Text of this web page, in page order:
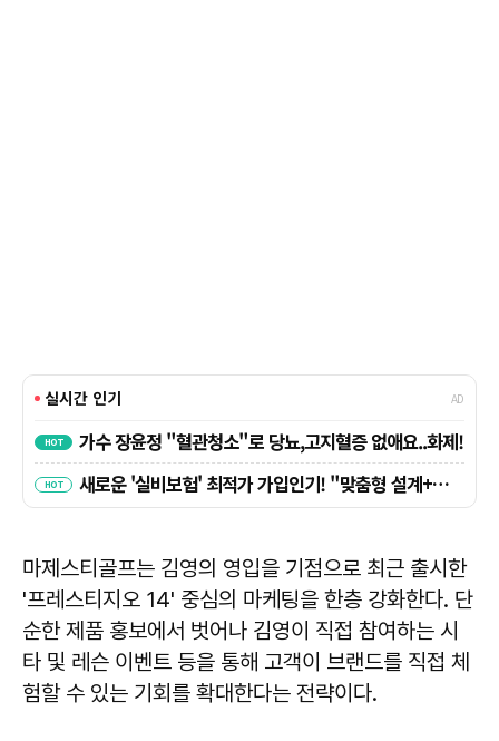
마제스티골프는 김영의 영입을 기점으로 최근 출시한
'프레스티지오 14' 중심의 마케팅을 한층 강화한다. 단
순한 제품 홍보에서 벗어나 김영이 직접 참여하는 시
타 및 레슨 이벤트 등을 통해 고객이 브랜드를 직접 체
험할 수 있는 기회를 확대한다는 전략이다.